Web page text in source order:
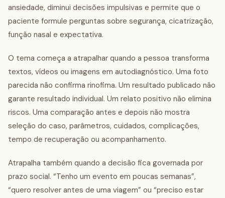
ansiedade, diminui decisões impulsivas e permite que o
paciente formule perguntas sobre segurança, cicatrização,
função nasal e expectativa.
O tema começa a atrapalhar quando a pessoa transforma
textos, vídeos ou imagens em autodiagnóstico. Uma foto
parecida não confirma rinofima. Um resultado publicado não
garante resultado individual. Um relato positivo não elimina
riscos. Uma comparação antes e depois não mostra
seleção do caso, parâmetros, cuidados, complicações,
tempo de recuperação ou acompanhamento.
Atrapalha também quando a decisão fica governada por
prazo social. “Tenho um evento em poucas semanas”,
“quero resolver antes de uma viagem” ou “preciso estar